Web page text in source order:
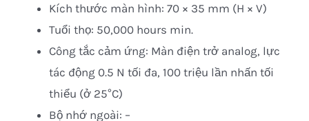
Kích thước màn hình: 70 × 35 mm (H × V)
Tuổi thọ: 50,000 hours min.
Công tắc cảm ứng: Màn điện trở analog, lực
tác động 0.5 N tối đa, 100 triệu lần nhấn tối
thiểu (ở 25°C)
Bộ nhớ ngoài: –